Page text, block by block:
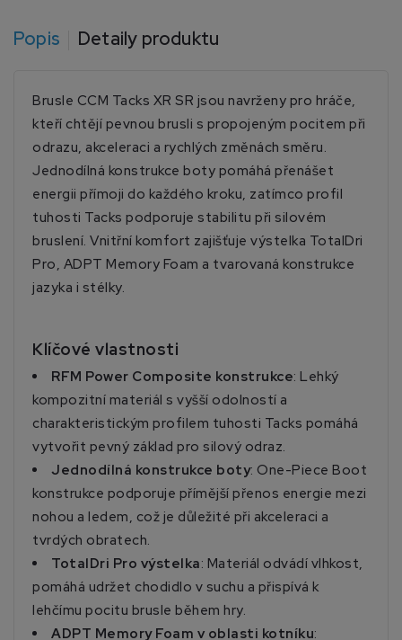
Popis Detaily produktu
Brusle CCM Tacks XR SR jsou navrženy pro hráče,
kteří chtějí pevnou brusli s propojeným pocitem při
odrazu, akceleraci a rychlých změnách směru.
Jednodílná konstrukce boty pomáhá přenášet
energii přímoji do každého kroku, zatímco profil
tuhosti Tacks podporuje stabilitu při silovém
bruslení. Vnitřní komfort zajišťuje výstelka TotalDri
Pro, ADPT Memory Foam a tvarovaná konstrukce
jazyka i stélky.
Klíčové vlastnosti
RFM Power Composite konstrukce: Lehký
kompozitní materiál s vyšší odolností a
charakteristickým profilem tuhosti Tacks pomáhá
vytvořit pevný základ pro silový odraz.
Jednodílná konstrukce boty: One-Piece Boot
konstrukce podporuje přímější přenos energie mezi
nohou a ledem, což je důležité při akceleraci a
tvrdých obratech.
TotalDri Pro výstelka: Materiál odvádí vlhkost,
pomáhá udržet chodidlo v suchu a přispívá k
lehčímu pocitu brusle během hry.
ADPT Memory Foam v oblasti kotníku: